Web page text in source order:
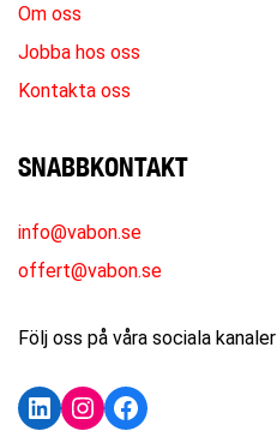
Om oss
Jobba hos oss
Kontakta oss
SNABBKONTAKT
info@vabon.se
offert@vabon.se
Följ oss på våra sociala kanaler
LinkedIn
Instagram
Facebook